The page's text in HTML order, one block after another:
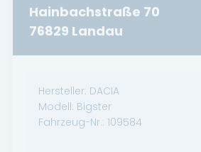
Hainbachstraße 70
76829 Landau
Hersteller: DACIA
Modell: Bigster
Fahrzeug-Nr.: 109584